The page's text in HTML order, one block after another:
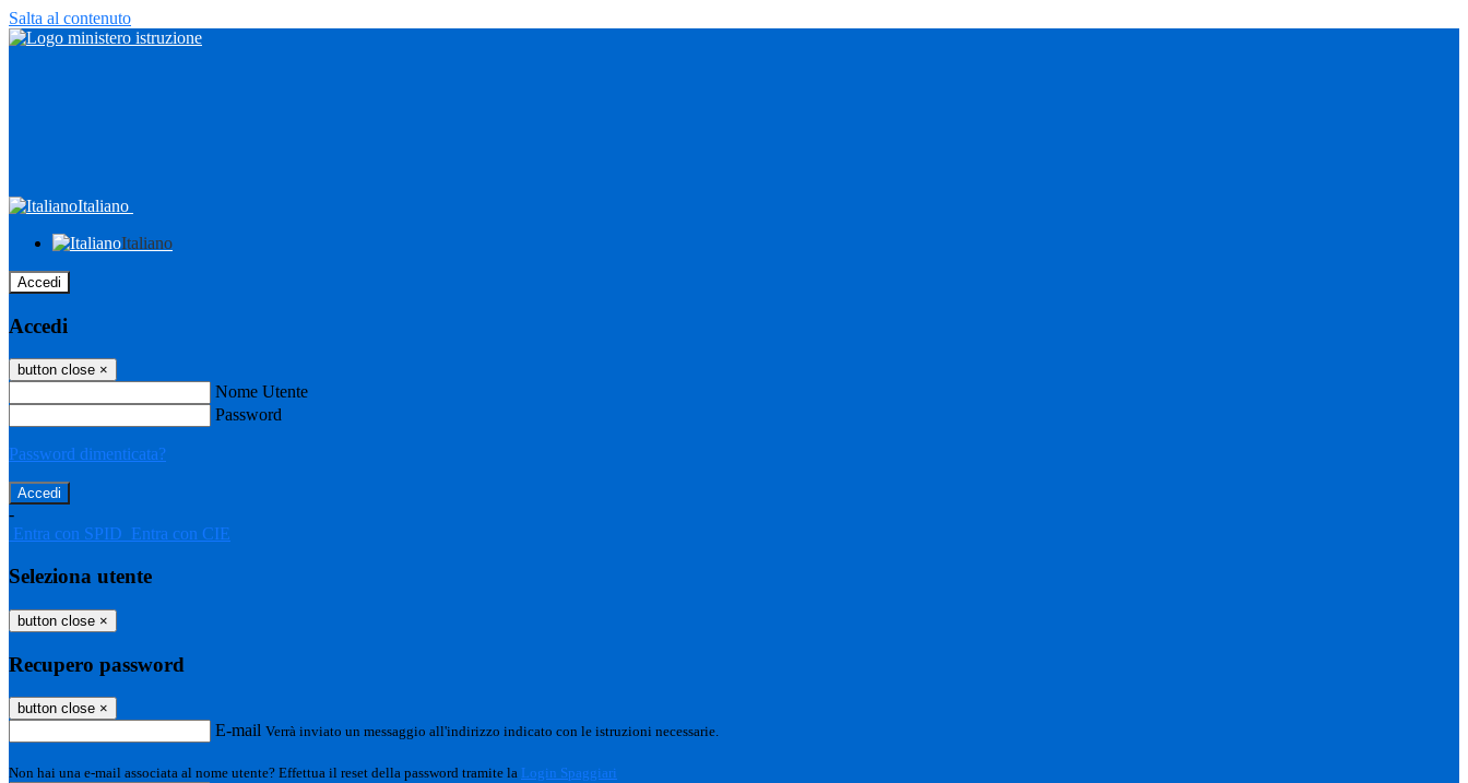
Salta al contenuto
Italiano
Italiano
Accedi
Accedi
button close ×
Nome Utente
Password
Password dimenticata?
-
Entra con SPID Entra con CIE
Seleziona utente
button close ×
Recupero password
button close ×
E-mail Verrà inviato un messaggio all'indirizzo indicato con le istruzioni necessarie.
Non hai una e-mail associata al nome utente? Effettua il reset della password tramite la Login Spaggiari